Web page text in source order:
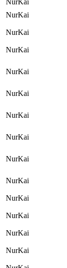
NurKai
NurKai
NurKai
NurKai
NurKai
NurKai
NurKai
NurKai
NurKai
NurKai
NurKai
NurKai
NurKai